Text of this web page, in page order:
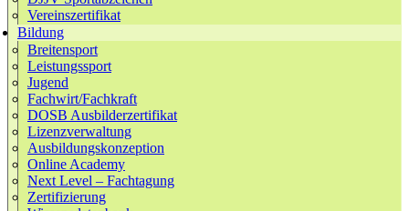
Vereinszertifikat
Bildung
Breitensport
Leistungssport
Jugend
Fachwirt/Fachkraft
DOSB Ausbilderzertifikat
Lizenzverwaltung
Ausbildungskonzeption
Online Academy
Next Level – Fachtagung
Zertifizierung